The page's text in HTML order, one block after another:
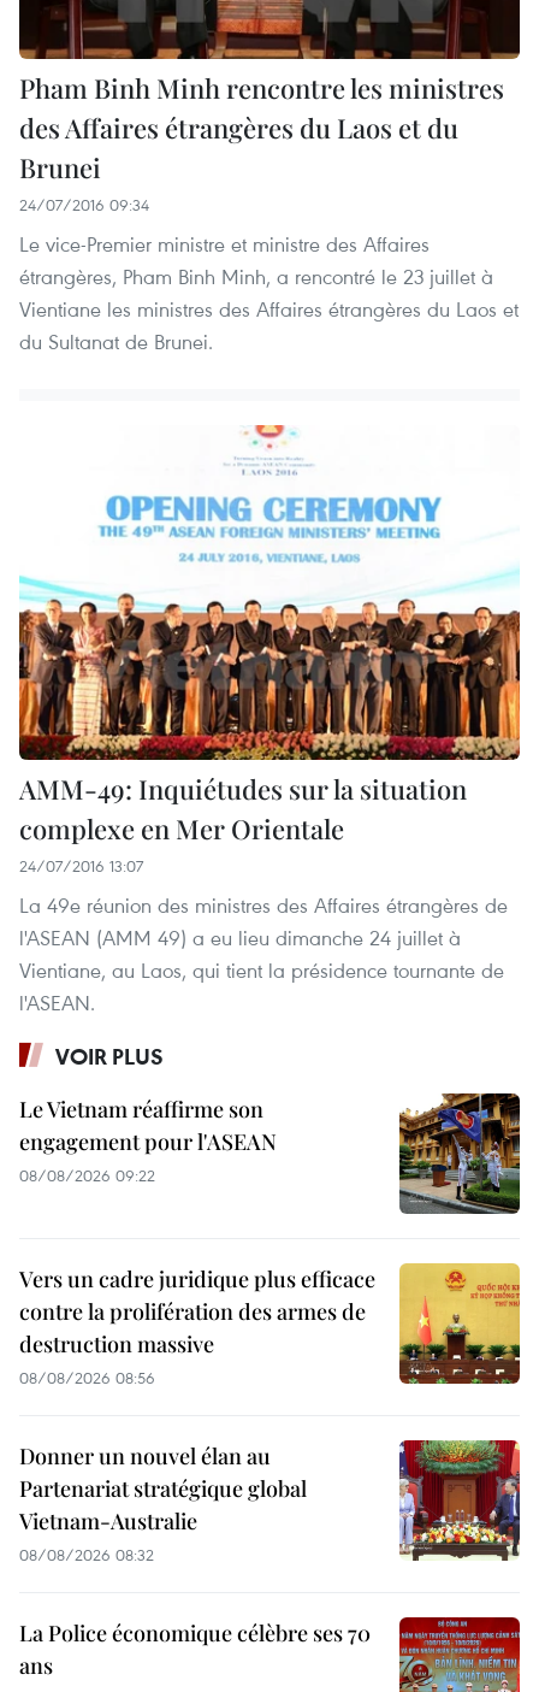
Pham Binh Minh rencontre les ministres
des Affaires étrangères du Laos et du
Brunei
24/07/2016 09:34
Le vice-Premier ministre et ministre des Affaires
étrangères, Pham Binh Minh, a rencontré le 23 juillet à
Vientiane les ministres des Affaires étrangères du Laos et
du Sultanat de Brunei.
AMM-49: Inquiétudes sur la situation
complexe en Mer Orientale
24/07/2016 13:07
La 49e réunion des ministres des Affaires étrangères de
l'ASEAN (AMM 49) a eu lieu dimanche 24 juillet à
Vientiane, au Laos, qui tient la présidence tournante de
l'ASEAN.
VOIR PLUS
Le Vietnam réaffirme son
engagement pour l'ASEAN
08/08/2026 09:22
Vers un cadre juridique plus efficace
contre la prolifération des armes de
destruction massive
08/08/2026 08:56
Donner un nouvel élan au
Partenariat stratégique global
Vietnam-Australie
08/08/2026 08:32
La Police économique célèbre ses 70
ans